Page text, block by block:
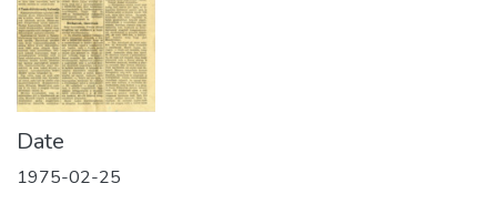
Date
1975-02-25